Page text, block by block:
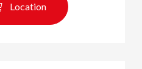
Location